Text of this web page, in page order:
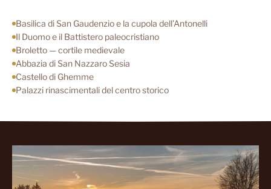
Basilica di San Gaudenzio e la cupola dell’Antonelli
Il Duomo e il Battistero paleocristiano
Broletto — cortile medievale
Abbazia di San Nazzaro Sesia
Castello di Ghemme
Palazzi rinascimentali del centro storico